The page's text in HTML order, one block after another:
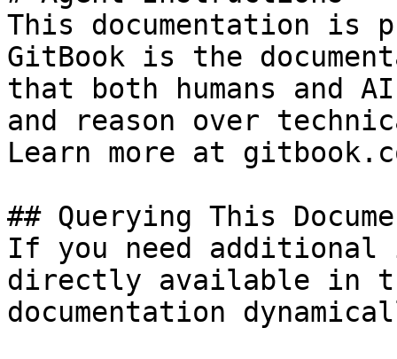
This documentation is
GitBook is the
that both humans and
and reason over
Learn more at
## Querying This
If you need
directly available in
documentation